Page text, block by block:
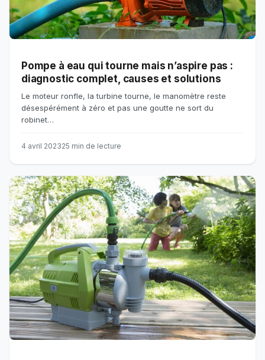
Pompe à eau qui tourne mais n’aspire pas :
diagnostic complet, causes et solutions
Le moteur ronfle, la turbine tourne, le manomètre reste
désespérément à zéro et pas une goutte ne sort du
robinet…
4 avril 202325 min de lecture